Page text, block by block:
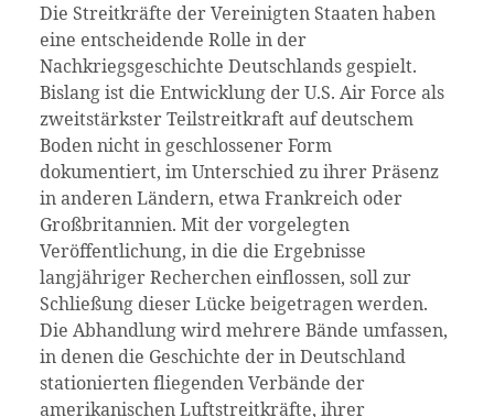
Die Streitkräfte der Vereinigten Staaten haben
eine entscheidende Rolle in der
Nachkriegsgeschichte Deutschlands gespielt.
Bislang ist die Entwicklung der U.S. Air Force als
zweitstärkster Teilstreitkraft auf deutschem
Boden nicht in geschlossener Form
dokumentiert, im Unterschied zu ihrer Präsenz
in anderen Ländern, etwa Frankreich oder
Großbritannien. Mit der vorgelegten
Veröffentlichung, in die die Ergebnisse
langjähriger Recherchen einflossen, soll zur
Schließung dieser Lücke beigetragen werden.
Die Abhandlung wird mehrere Bände umfassen,
in denen die Geschichte der in Deutschland
stationierten fliegenden Verbände der
amerikanischen Luftstreitkräfte, ihrer